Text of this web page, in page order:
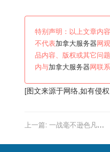
特别声明：以上文章内
不代表加拿大服务器 网
品内容、版权或其它问
内与加拿大服务器 网联系
[图文来源于网络,如有侵
上一篇: 一战毫不逊色凡尔
大军人的战斗力